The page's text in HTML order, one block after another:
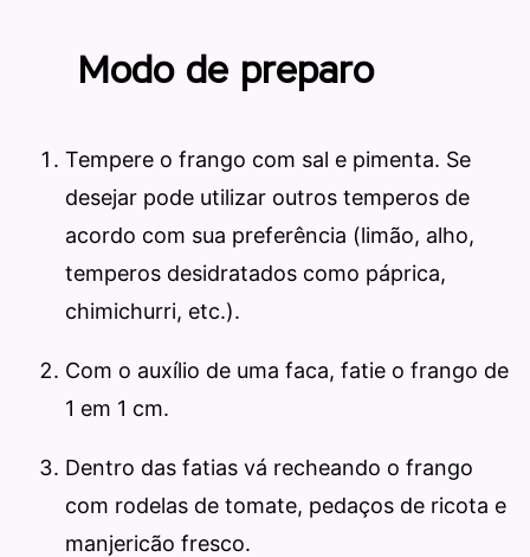
Modo de preparo
Tempere o frango com sal e pimenta. Se
desejar pode utilizar outros temperos de
acordo com sua preferência (limão, alho,
temperos desidratados como páprica,
chimichurri, etc.).
Com o auxílio de uma faca, fatie o frango de
1 em 1 cm.
Dentro das fatias vá recheando o frango
com rodelas de tomate, pedaços de ricota e
manjericão fresco.